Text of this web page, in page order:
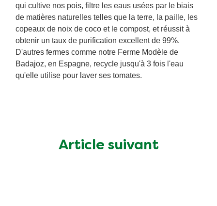
qui cultive nos pois, filtre les eaus usées par le biais
de matières naturelles telles que la terre, la paille, les
copeaux de noix de coco et le compost, et réussit à
obtenir un taux de purification excellent de 99%.
D'autres fermes comme notre Ferme Modèle de
Badajoz, en Espagne, recycle jusqu'à 3 fois l'eau
qu'elle utilise pour laver ses tomates.
Article suivant